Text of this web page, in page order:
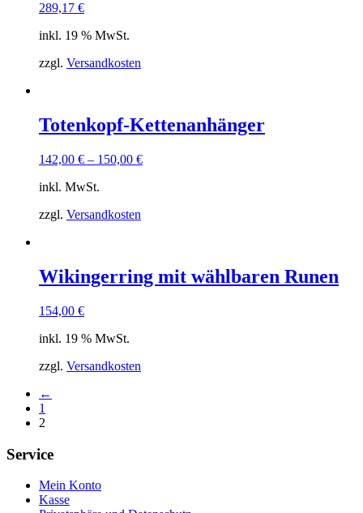
289,17 €
inkl. 19 % MwSt.
zzgl. Versandkosten
Totenkopf-Kettenanhänger
142,00 € – 150,00 €
inkl. MwSt.
zzgl. Versandkosten
Wikingerring mit wählbaren Runen
154,00 €
inkl. 19 % MwSt.
zzgl. Versandkosten
←
1
2
Service
Mein Konto
Kasse